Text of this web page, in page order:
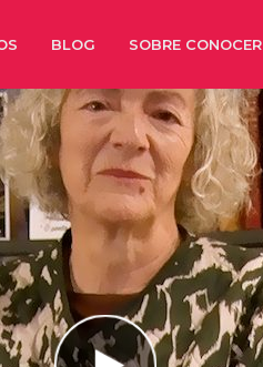
BLOG SOBRE CONOCER